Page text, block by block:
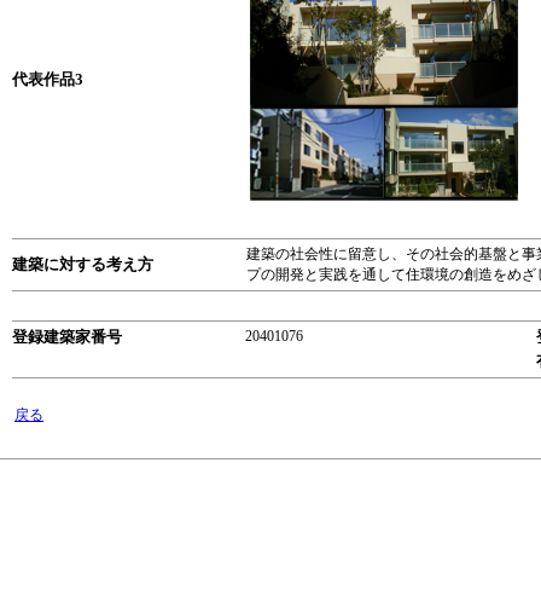
代表作品3
建築に対する考え方
建築の社会性に留意し、その社会的基盤と
プの開発と実践を通して住環境の創造をめざ
登録建築家番号 20401076
戻る